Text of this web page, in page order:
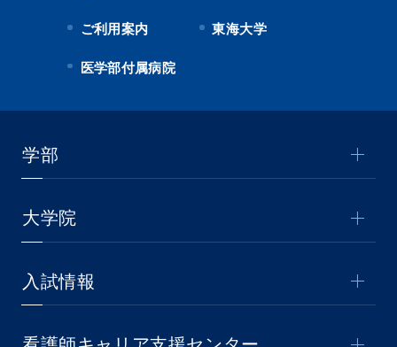
ご利用案内 東海大学
医学部付属病院
学部
大学院
入試情報